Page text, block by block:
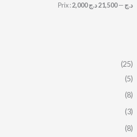
Prix : 2,000 د.ج—21,500 د.ج
(25)
(5)
(8)
(3)
(8)